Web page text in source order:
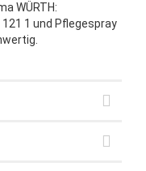
WÜRTH:
1 und Pflegespray